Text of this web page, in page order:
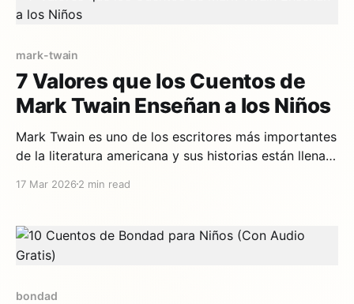
cinco valores esenciales
mark-twain
7 Valores que los Cuentos de
Mark Twain Enseñan a los Niños
Mark Twain es uno de los escritores más importantes
de la literatura americana y sus historias están llenas
después. Desde las aventuras de Tom Sawyer hasta
enseña lecciones fundamentales a los
17 Mar 2026 2 min read
bondad